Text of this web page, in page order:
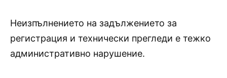
Неизпълнението на задължението за
регистрация и технически прегледи е тежко
административно нарушение.